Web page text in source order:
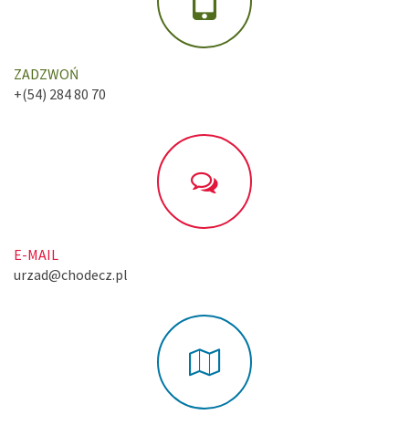
ZADZWOŃ
+(54) 284 80 70
E-MAIL
urzad@chodecz.pl